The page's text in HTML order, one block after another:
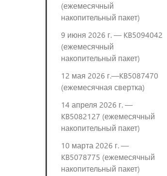
(ежемесячный
накопительный пакет)
9 июня 2026 г. — KB5094042
(ежемесячный
накопительный пакет)
12 мая 2026 г.—KB5087470
(ежемесячная свертка)
14 апреля 2026 г. —
KB5082127 (ежемесячный
накопительный пакет)
10 марта 2026 г. —
KB5078775 (ежемесячный
накопительный пакет)